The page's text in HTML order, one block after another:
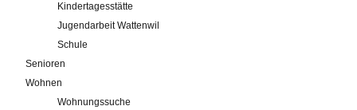
Kindertagesstätte
Jugendarbeit Wattenwil
Schule
Senioren
Wohnen
Wohnungssuche